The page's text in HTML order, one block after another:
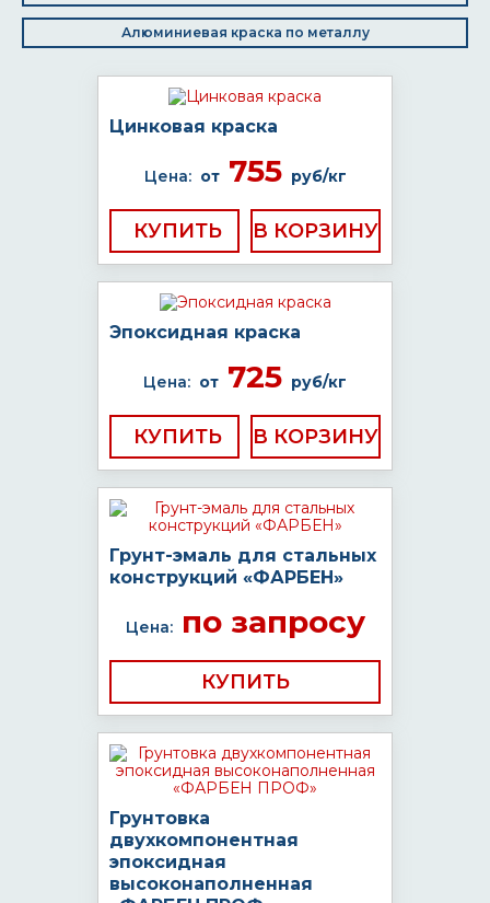
Алюминиевая краска по металлу
Цинковая краска
Цена: от755 руб/кг
КУПИТЬ
Эпоксидная краска
Цена: от 725 руб/кг
КУПИТЬ
Грунт-эмаль для стальных
конструкций «ФАРБЕН»
Цена:по запросу
КУПИТЬ
Грунтовка
двухкомпонентная
эпоксидная
высоконаполненная